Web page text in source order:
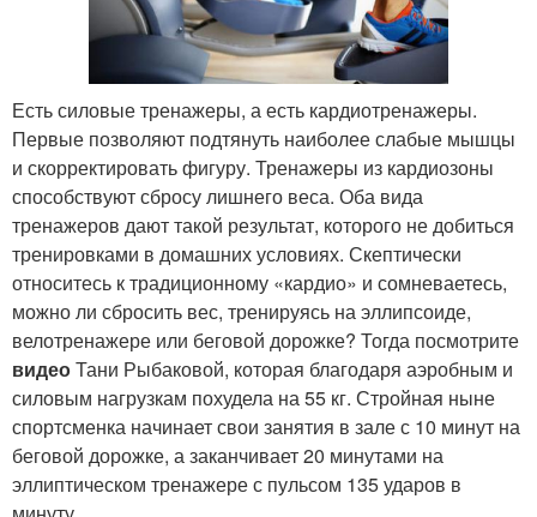
Есть силовые тренажеры, а есть кардиотренажеры.
Первые позволяют подтянуть наиболее слабые мышцы
и скорректировать фигуру. Тренажеры из кардиозоны
способствуют сбросу лишнего веса. Оба вида
тренажеров дают такой результат, которого не добиться
тренировками в домашних условиях. Скептически
относитесь к традиционному «кардио» и сомневаетесь,
можно ли сбросить вес, тренируясь на эллипсоиде,
велотренажере или беговой дорожке? Тогда посмотрите
видеоТани Рыбаковой, которая благодаря аэробным и
силовым нагрузкам похудела на 55 кг. Стройная ныне
спортсменка начинает свои занятия в зале с 10 минут на
беговой дорожке, а заканчивает 20 минутами на
эллиптическом тренажере с пульсом 135 ударов в